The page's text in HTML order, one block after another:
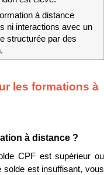
à distance
ni interactions avec un
structurée par des
les formations à
à distance ?
CPF est supérieur ou
solde est insuffisant, vous